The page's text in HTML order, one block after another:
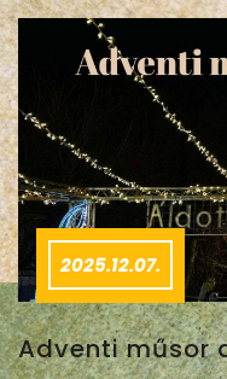
2025.12.07.
Adventi műsor